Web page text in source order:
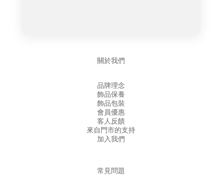
關於我們
品牌理念
飾品保養
飾品包裝
會員優惠
客人反饋
來自門市的支持
加入我們
常見問題